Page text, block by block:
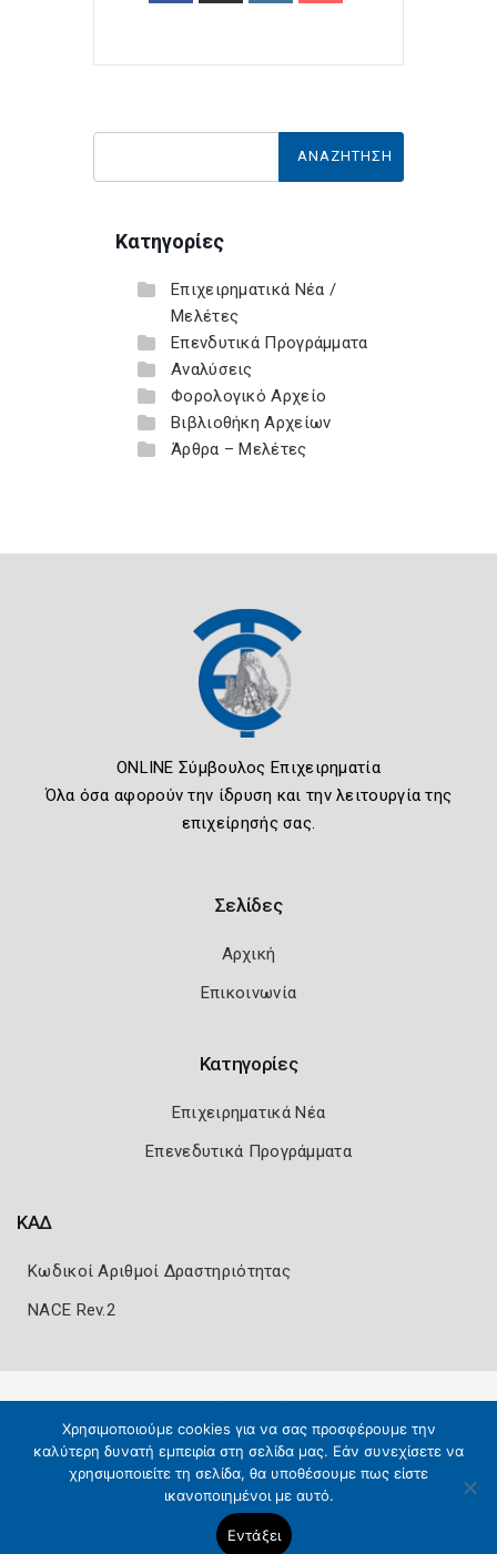
Κατηγορίες
Επιχειρηματικά Νέα /
Μελέτες
Επενδυτικά Προγράμματα
Αναλύσεις
Φορολογικό Αρχείο
Βιβλιοθήκη Αρχείων
Άρθρα – Μελέτες
ONLINE Σύμβουλος Επιχειρηματία
Όλα όσα αφορούν την ίδρυση και την λειτουργία της
επιχείρησής σας.
Σελίδες
Αρχική
Επικοινωνία
Κατηγορίες
Επιχειρηματικά Νέα
Επενεδυτικά Προγράμματα
ΚΑΔ
Κωδικοί Αριθμοί Δραστηριότητας
NACE Rev.2
Χρησιμοποιούμε cookies για να σας προσφέρουμε την
καλύτερη δυνατή εμπειρία στη σελίδα μας. Εάν συνεχίσετε να
χρησιμοποιείτε τη σελίδα, θα υποθέσουμε πως είστε
ικανοποιημένοι με αυτό.
Εντάξει
Copyright 2026 Knowledge A.E.